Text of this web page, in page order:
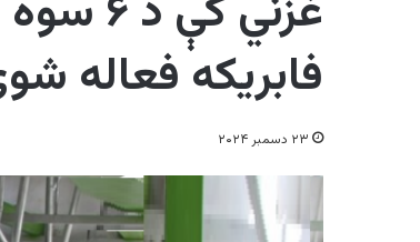
غزني
فابریکه فعاله
۲۳ دسمبر ۲۰۲۴